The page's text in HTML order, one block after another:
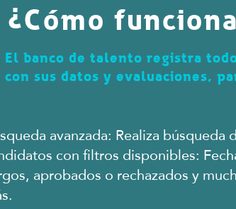
? Cómo
El banco de talento registra
con sus datos y evaluaciones,
avanzada: Realiza búsqueda
con filtros disponibles:
aprobados o rechazados y